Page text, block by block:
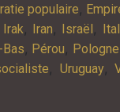
populaire,
Irak, Iran, Israël ,
Bas, Pérou, Pologne
, Uruguay,